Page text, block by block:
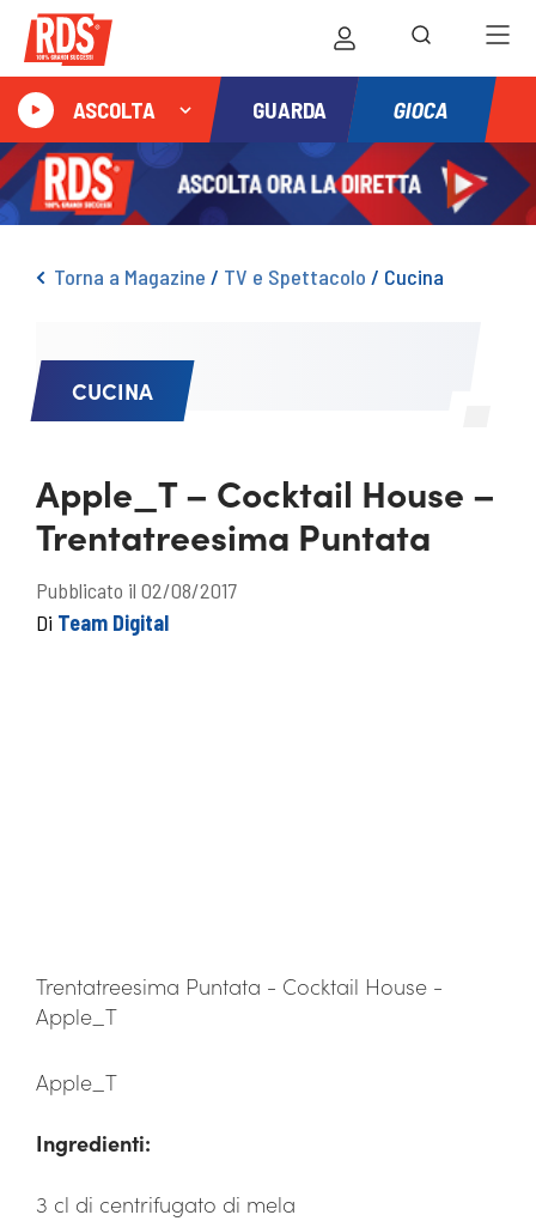
ASCOLTA GUARDA GIOCA
Torna a Magazine / TV e Spettacolo / Cucina
CUCINA
Apple_T – Cocktail House –
Trentatreesima Puntata
Pubblicato il 02/08/2017
Di Team Digital
Trentatreesima Puntata - Cocktail House -
Apple_T
Apple_T
Ingredienti:
3 cl di centrifugato di mela